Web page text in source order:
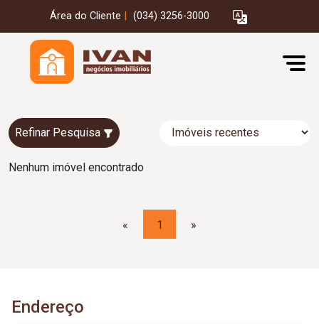
Área do Cliente (034) 3256-3000
Refinar Pesquisa
Nenhum imóvel encontrado
« 1 »
Endereço